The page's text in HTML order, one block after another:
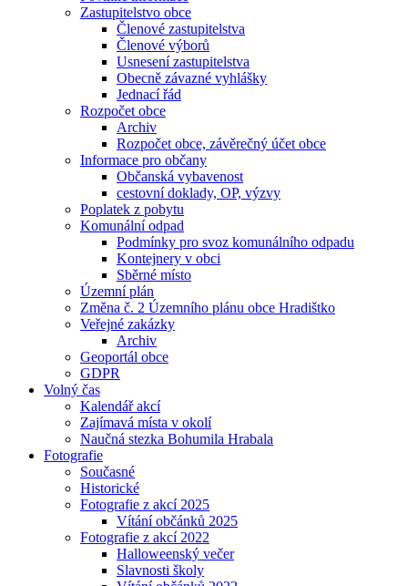
Zastupitelstvo obce
Členové zastupitelstva
Členové výborů
Usnesení zastupitelstva
Obecně závazné vyhlášky
Jednací řád
Rozpočet obce
Archiv
Rozpočet obce, závěrečný účet obce
Informace pro občany
Občanská vybavenost
cestovní doklady, OP, výzvy
Poplatek z pobytu
Komunální odpad
Podmínky pro svoz komunálního odpadu
Kontejnery v obci
Sběrné místo
Územní plán
Změna č. 2 Územního plánu obce Hradištko
Veřejné zakázky
Archiv
Geoportál obce
GDPR
Volný čas
Kalendář akcí
Zajímavá místa v okolí
Naučná stezka Bohumila Hrabala
Fotografie
Současné
Historické
Fotografie z akcí 2025
Vítání občánků 2025
Fotografie z akcí 2022
Halloweenský večer
Slavnosti školy